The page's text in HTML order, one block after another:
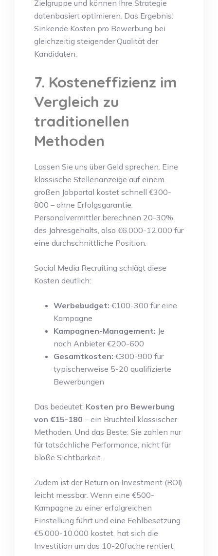
Zielgruppe und können Ihre Strategie
datenbasiert optimieren. Das Ergebnis:
Sinkende Kosten pro Bewerbung bei
gleichzeitig steigender Qualität der
Kandidaten.
7. Kosteneffizienz im
Vergleich zu
traditionellen
Methoden
Lassen Sie uns über Geld sprechen. Eine
klassische Stellenanzeige auf einem
großen Jobportal kostet schnell €300-
800 – ohne Erfolgsgarantie.
Personalvermittler berechnen 20-30%
des Jahresgehalts, also €6.000-12.000 für
eine durchschnittliche Position.
Social Media Recruiting schlägt diese
Kosten deutlich:
Werbebudget: €100-300 für eine
Kampagne
Kampagnen-Management: Je
nach Anbieter €200-600
Gesamtkosten: €300-900 für
typischerweise 5-20 qualifizierte
Bewerbungen
Das bedeutet: Kosten pro Bewerbung
von €15-180 – ein Bruchteil klassischer
Methoden. Und das Beste: Sie zahlen nur
für tatsächliche Performance, nicht für
bloße Sichtbarkeit.
Zudem ist der Return on Investment (ROI)
leicht messbar. Wenn eine €500-
Kampagne zu einer erfolgreichen
Einstellung führt und eine Fehlbesetzung
€5.000-10.000 kostet, hat sich die
Investition um das 10-20fache rentiert.